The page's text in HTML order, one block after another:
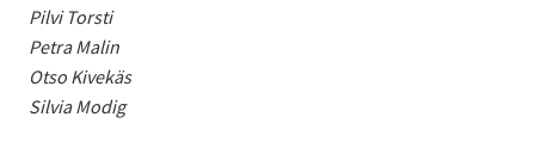
Pilvi Torsti
Petra Malin
Otso Kivekäs
Silvia Modig